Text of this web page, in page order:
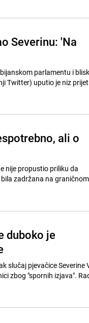
Severinu: 'Na
parlamentu i
Twitter) uputio je niz
ali o
nije propustio priliku da
zadržana na
duboko je
slučaj pjevačice Severine
zbog "spornih izjava".